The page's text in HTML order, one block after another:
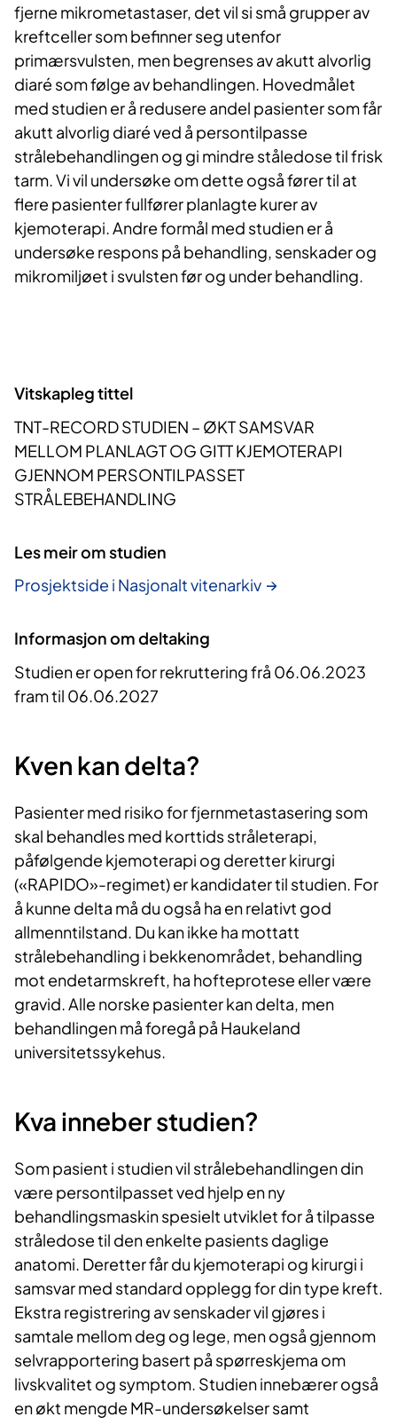
fjerne mikrometastaser, det vil si små grupper av
kreftceller som befinner seg utenfor
primærsvulsten, men begrenses av akutt alvorlig
diaré som følge av behandlingen. Hovedmålet
med studien er å redusere andel pasienter som får
akutt alvorlig diaré ved å persontilpasse
strålebehandlingen og gi mindre ståledose til frisk
tarm. Vi vil undersøke om dette også fører til at
flere pasienter fullfører planlagte kurer av
kjemoterapi. Andre formål med studien er å
undersøke respons på behandling, senskader og
mikromiljøet i svulsten før og under behandling.
Vitskapleg tittel
TNT-RECORD STUDIEN – ØKT SAMSVAR
MELLOM PLANLAGT OG GITT KJEMOTERAPI
GJENNOM PERSONTILPASSET
STRÅLEBEHANDLING
Les meir om studien
Prosjektside i Nasjonalt vitenarkiv
Informasjon om deltaking
Studien er open for rekruttering frå 06.06.2023
fram til 06.06.2027
Kven kan delta?
Pasienter med risiko for fjernmetastasering som
skal behandles med korttids stråleterapi,
påfølgende kjemoterapi og deretter kirurgi
(«RAPIDO»-regimet) er kandidater til studien. For
å kunne delta må du også ha en relativt god
allmenntilstand. Du kan ikke ha mottatt
strålebehandling i bekkenområdet, behandling
mot endetarmskreft, ha hofteprotese eller være
gravid. Alle norske pasienter kan delta, men
behandlingen må foregå på Haukeland
universitetssykehus.
Kva inneber studien?
Som pasient i studien vil strålebehandlingen din
være persontilpasset ved hjelp en ny
behandlingsmaskin spesielt utviklet for å tilpasse
stråledose til den enkelte pasients daglige
anatomi. Deretter får du kjemoterapi og kirurgi i
samsvar med standard opplegg for din type kreft.
Ekstra registrering av senskader vil gjøres i
samtale mellom deg og lege, men også gjennom
selvrapportering basert på spørreskjema om
livskvalitet og symptom. Studien innebærer også
en økt mengde MR-undersøkelser samt